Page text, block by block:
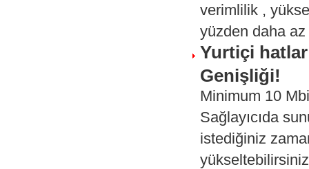
verimlilik ,
yüzden daha az
Yurtiçi
Genişliği!
Minimum 10
Sağlayıcıda
istediğiniz